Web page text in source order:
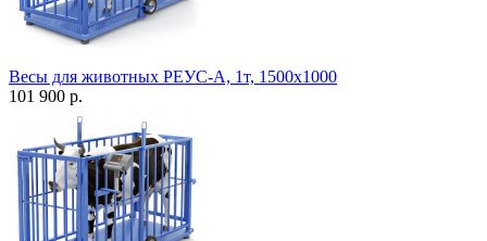
Весы для животных РЕУС-А, 1т, 1500х1000
101 900 р.